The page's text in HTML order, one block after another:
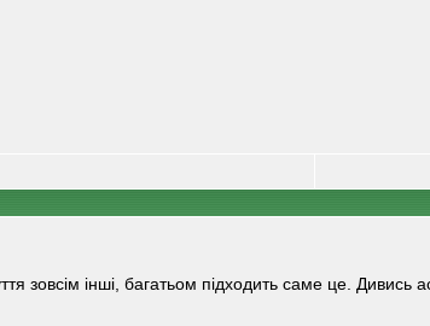
зовсім інші, багатьом підходить саме це. Дивись